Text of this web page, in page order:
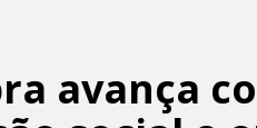
avança